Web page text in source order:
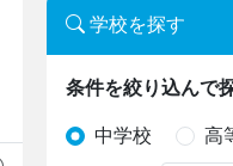
学校を探す
条件を絞り込んで
中学校 高